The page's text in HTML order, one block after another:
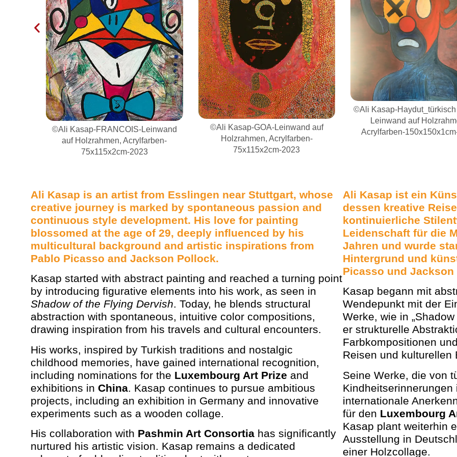
©Ali Kasap-GOA-Leinwand auf
Holzrahmen, Acrylfarben-
75x115x2cm-2023
©Ali Kasap-Haydut_türkisch Bandit-
Leinwand auf Holzrahmen,
Acrylfarben-150x150x1cm-2025
©Ali Kasap-Red Line-
Holzrahmen,
150x150x2cm-2023
Ali Kasap is an artist from Esslingen near Stuttgart, whose
creative journey is marked by spontaneous passion and
continuous style development. His love for painting
blossomed at the age of 29, deeply influenced by his
multicultural background and artistic inspirations from
Pablo Picasso and Jackson Pollock.
Kasap started with abstract painting and reached a turning point
by introducing figurative elements into his work, as seen in
Shadow of the Flying Dervish. Today, he blends structural
abstraction with spontaneous, intuitive color compositions,
drawing inspiration from his travels and cultural encounters.
His works, inspired by Turkish traditions and nostalgic
childhood memories, have gained international recognition,
including nominations for the Luxembourg Art Prize and
exhibitions in China. Kasap continues to pursue ambitious
projects, including an exhibition in Germany and innovative
experiments such as a wooden collage.
His collaboration with Pashmin Art Consortia has significantly
nurtured his artistic vision. Kasap remains a dedicated
Ali Kasap ist ein
dessen kreative
kontinuierliche
Leidenschaft für die
Jahren und wurde
Hintergrund und
Picasso und Jackson
Kasap begann mit
Wendepunkt mit der
Werke, wie in
er strukturelle
Farbkompositionen
Reisen und kulturellen
Seine Werke, die von
internationale
für den Luxembourg
Kasap plant weiterhin
Ausstellung in
einer Holzcollage.